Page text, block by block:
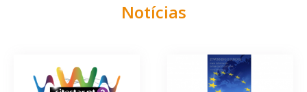
Notícias
Páginas